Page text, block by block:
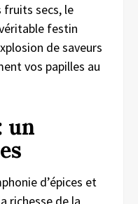
fruits secs, le
festin
de saveurs
vos papilles au
un
d’épices et
richesse de la